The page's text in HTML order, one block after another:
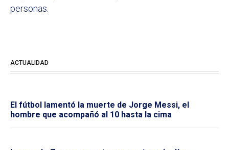
personas.
ACTUALIDAD
El fútbol lamentó la muerte de Jorge Messi, el
hombre que acompañó al 10 hasta la cima